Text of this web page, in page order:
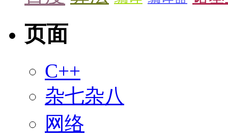
页面
C++
杂七杂八
网络